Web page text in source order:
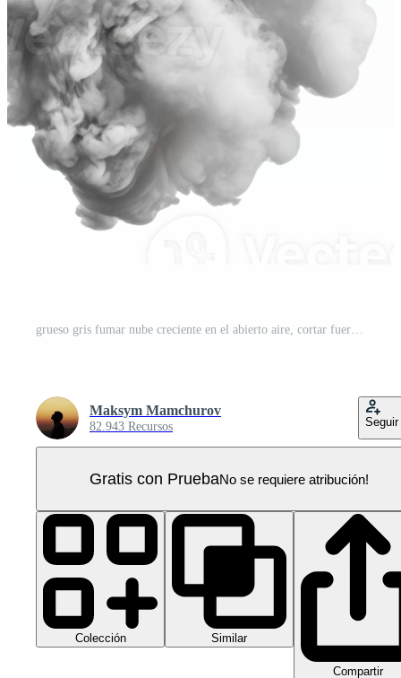
grueso gris fumar nube creciente en el abierto aire, cortar fuera - valores . PNG Pro
Maksym Mamchurov
82.943 Recursos Seguir
Gratis con PruebaNo se requiere atribución!
Colección Similar
Compartir